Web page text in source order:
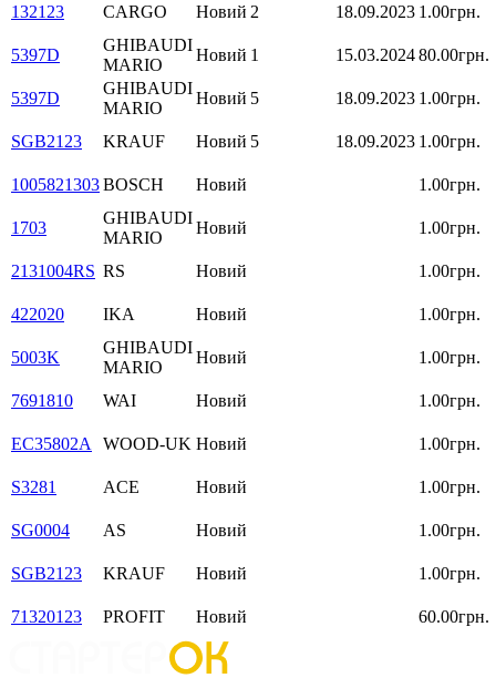
132123 CARGO Новий 2 18.09.2023 1.00грн.
5397D
GHIBAUDI
MARIO
Новий 1 15.03.202480.00грн.
5397D
GHIBAUDI
MARIO
Новий 5 18.09.2023 1.00грн.
SGB2123 KRAUF Новий 5 18.09.2023 1.00грн.
1005821303BOSCH Новий 1.00грн.
1703
GHIBAUDI
MARIO
Новий 1.00грн.
2131004RS RS Новий 1.00грн.
422020 IKA Новий 1.00грн.
5003K
GHIBAUDI
MARIO
Новий 1.00грн.
7691810 WAI Новий 1.00грн.
EC35802A WOOD-UK Новий 1.00грн.
S3281 ACE Новий 1.00грн.
SG0004 AS Новий 1.00грн.
SGB2123 KRAUF Новий 1.00грн.
71320123 PROFIT Новий 60.00грн.